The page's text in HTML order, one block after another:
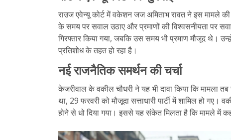
राउज एवेन्यू कोर्ट में वकेशन जज अमिताभ रावत ने इस मामले
के समय पर सवाल उठाए और प्रमाणों की विश्वसनीयता पर
गिरफ्तार किया गया, जबकि उस समय भी प्रमाण मौजूद थे।
प्रतिशोध के तहत हो रहा है।
नई राजनैतिक समर्थन की चर्चा
केजरीवाल के वकील चौधरी ने यह भी दावा किया कि मामला
था, 29 फरवरी को मौजूदा सत्ताधारी पार्टी में शामिल हो गए।
होने से धो दिया गया। इससे यह संकेत मिलता है कि मामले में